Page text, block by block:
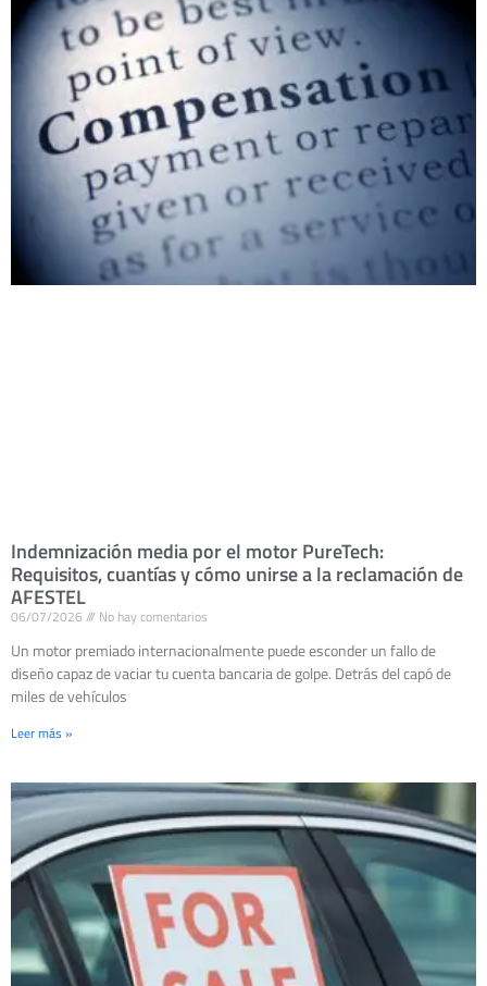
Indemnización media por el motor PureTech:
Requisitos, cuantías y cómo unirse a la reclamación de
AFESTEL
06/07/2026 No hay comentarios
Un motor premiado internacionalmente puede esconder un fallo de
diseño capaz de vaciar tu cuenta bancaria de golpe. Detrás del capó de
miles de vehículos
Leer más »